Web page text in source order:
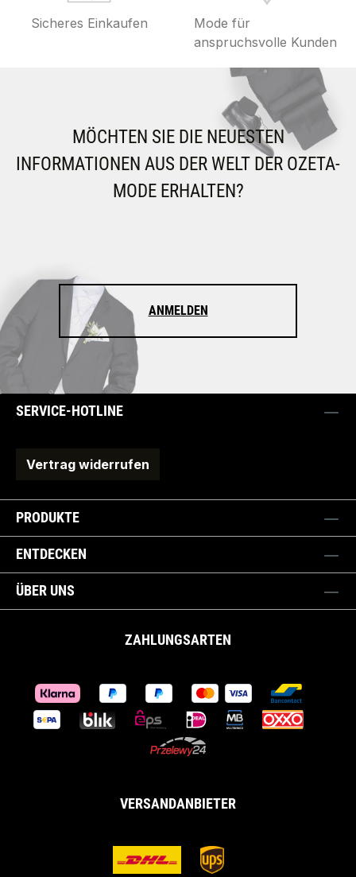
Sicheres Einkaufen
Mode für
anspruchsvolle Kunden
MÖCHTEN SIE DIE NEUESTEN
INFORMATIONEN AUS DER WELT DER OZETA-
MODE ERHALTEN?
ANMELDEN
SERVICE-HOTLINE
Vertrag widerrufen
PRODUKTE
ENTDECKEN
ÜBER UNS
ZAHLUNGSARTEN
VERSANDANBIETER